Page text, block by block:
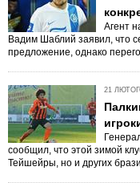
Агент
Вадим Шаблий заявил, что
предложение, однако
21
сообщил, что этой зимой
Тейшейры, но и других